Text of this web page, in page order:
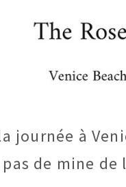
journée à
de mine